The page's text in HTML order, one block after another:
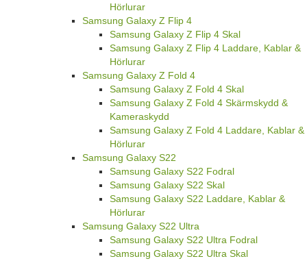
Hörlurar
Samsung Galaxy Z Flip 4
Samsung Galaxy Z Flip 4 Skal
Samsung Galaxy Z Flip 4 Laddare, Kablar &
Hörlurar
Samsung Galaxy Z Fold 4
Samsung Galaxy Z Fold 4 Skal
Samsung Galaxy Z Fold 4 Skärmskydd &
Kameraskydd
Samsung Galaxy Z Fold 4 Laddare, Kablar &
Hörlurar
Samsung Galaxy S22
Samsung Galaxy S22 Fodral
Samsung Galaxy S22 Skal
Samsung Galaxy S22 Laddare, Kablar &
Hörlurar
Samsung Galaxy S22 Ultra
Samsung Galaxy S22 Ultra Fodral
Samsung Galaxy S22 Ultra Skal